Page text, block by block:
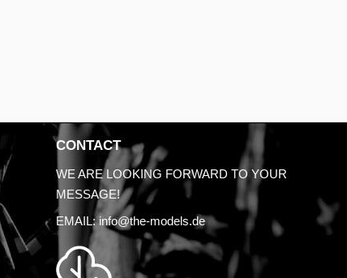
CONTACT
WE ARE LOOKING FORWARD TO YOUR
MESSAGE!
EMAIL:info@the-models.de